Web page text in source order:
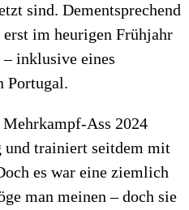
sind. Dementsprechend
im heurigen Frühjahr
inklusive eines
Portugal.
Ass 2024
und trainiert seitdem mit
es war eine ziemlich
man meinen – doch sie